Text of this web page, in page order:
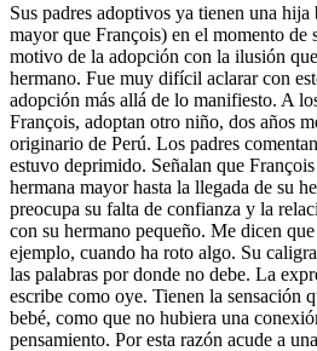
Sus padres adoptivos ya tienen una
mayor que François) en el momento de
motivo de la adopción con la ilusión
hermano. Fue muy difícil aclarar con
adopción más allá de lo manifiesto. A
François, adoptan otro niño, dos años
originario de Perú. Los padres
estuvo deprimido. Señalan que
hermana mayor hasta la llegada de su
preocupa su falta de confianza y la
con su hermano pequeño. Me dicen
ejemplo, cuando ha roto algo. Su
las palabras por donde no debe. La
escribe como oye. Tienen la sensación
bebé, como que no hubiera una
pensamiento. Por esta razón acude a